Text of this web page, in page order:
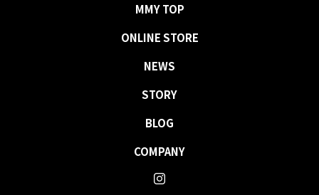
MMY TOP
ONLINE STORE
NEWS
STORY
BLOG
COMPANY